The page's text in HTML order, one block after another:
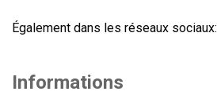
Également dans les réseaux sociaux:
Informations